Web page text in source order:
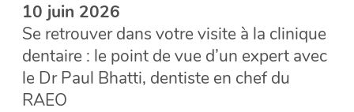
10 juin 2026
Se retrouver dans votre visite à la clinique
dentaire : le point de vue d’un expert avec
le Dr Paul Bhatti, dentiste en chef du
RAEO